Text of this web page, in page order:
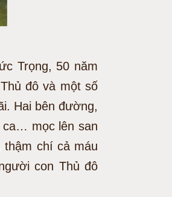
Trọng, 50 năm
đô và một số
Hai bên đường,
ca… mọc lên san
chí cả máu
con Thủ đô